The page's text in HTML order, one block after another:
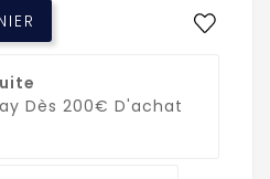
Dès 200€ D'achat